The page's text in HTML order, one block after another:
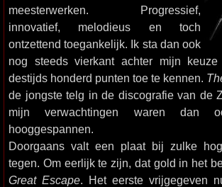
meesterwerken. Progressief,
innovatief, melodieus en toch
ontzettend toegankelijk. Ik sta dan ook
nog steeds vierkant achter mijn
destijds honderd punten toe te kennen.
de jongste telg in de discografie van de
mijn verwachtingen waren dan
hooggespannen.
Doorgaans valt een plaat bij zulke
tegen. Om eerlijk te zijn, dat gold in het
Great Escape. Het eerste vrijgegeven